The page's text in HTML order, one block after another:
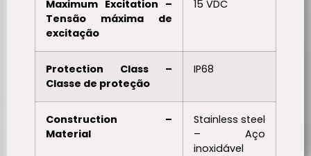
Maximum Excitation –
Tensão máxima de
excitação
15 VDC
Protection Class –
Classe de proteção
IP68
Construction –
Material
Stainless steel
– Aço
inoxidável